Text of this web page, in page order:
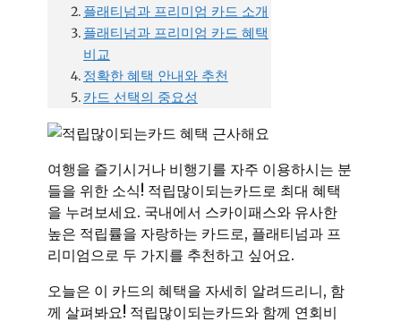
플래티넘과 프리미엄 카드 소개
플래티넘과 프리미엄 카드 혜택
비교
정확한 혜택 안내와 추천
카드 선택의 중요성
여행을 즐기시거나 비행기를 자주 이용하시는 분
들을 위한 소식! 적립많이되는카드로 최대 혜택
을 누려보세요. 국내에서 스카이패스와 유사한
높은 적립률을 자랑하는 카드로, 플래티넘과 프
리미엄으로 두 가지를 추천하고 싶어요.
오늘은 이 카드의 혜택을 자세히 알려드리니, 함
께 살펴봐요! 적립많이되는카드와 함께 연회비